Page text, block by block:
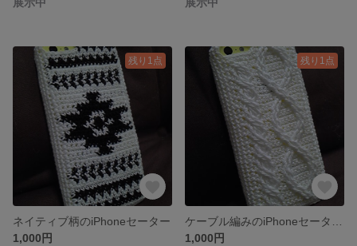
残り1点
ネイティブ柄のiPhoneセーター
1,000円
残り1点
1,000円